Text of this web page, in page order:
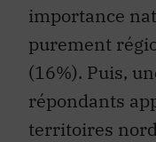
importance
purement
(16%). Puis,
répondants
territoires